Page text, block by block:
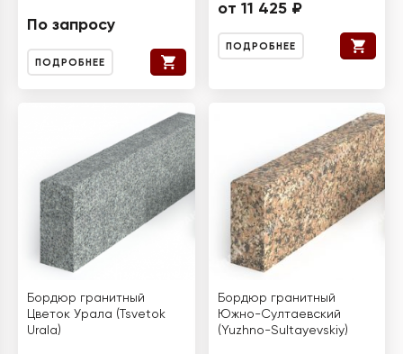
По запросу
ПОДРОБНЕЕ
от 11 425 ₽
ПОДРОБНЕЕ
Бордюр гранитный
Цветок Урала (Tsvetok
Urala)
Бордюр гранитный
Южно-Султаевский
(Yuzhno-Sultayevskiy)